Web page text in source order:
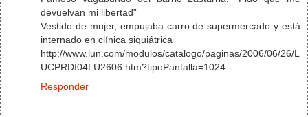
devuelvan mi libertad”
Vestido de mujer, empujaba carro de supermercado y está
internado en clínica siquiátrica
http://www.lun.com/modulos/catalogo/paginas/2006/06/26/L
UCPRDI04LU2606.htm?tipoPantalla=1024
Responder